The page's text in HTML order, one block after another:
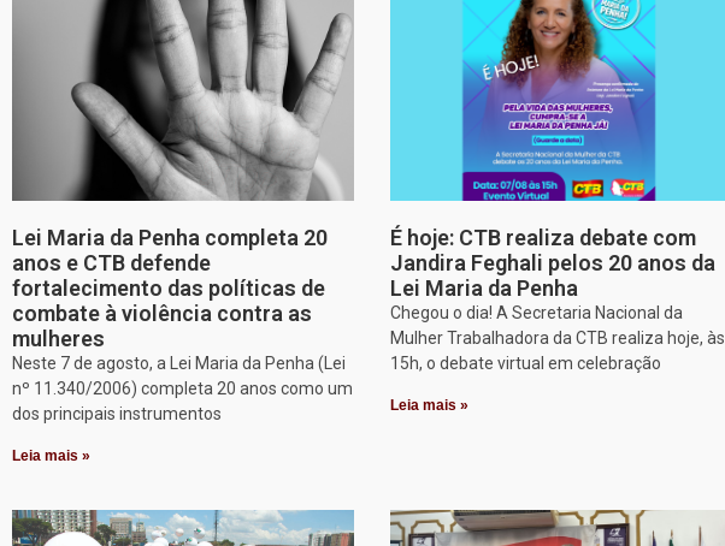
Lei Maria da Penha completa 20
anos e CTB defende
fortalecimento das políticas de
combate à violência contra as
mulheres
Neste 7 de agosto, a Lei Maria da Penha (Lei
nº 11.340/2006) completa 20 anos como um
dos principais instrumentos
Leia mais »
É hoje: CTB realiza debate com
Jandira Feghali pelos 20 anos da
Lei Maria da Penha
Chegou o dia! A Secretaria Nacional da
Mulher Trabalhadora da CTB realiza hoje, às
15h, o debate virtual em celebração
Leia mais »